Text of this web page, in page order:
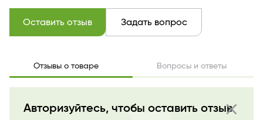
Оставить отзыв Задать вопрос
Отзывы о товаре Вопросы и ответы
close
Авторизуйтесь, чтобы оставить отзыв